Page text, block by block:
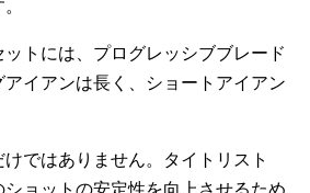
トには、プログレッシブブレード
イアンは長く、ショートアイアン
ではありません。タイトリスト